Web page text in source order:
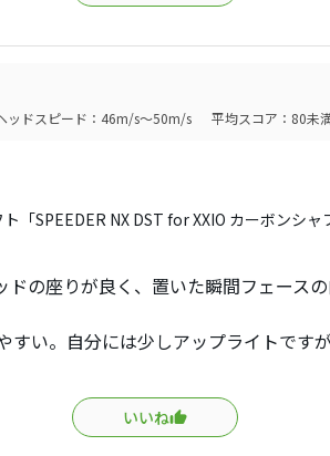
ッドスピード：46m/s～50m/s 平均スコア：80未
ト「SPEEDER NX DST for XXIO カーボンシ
ドの座りが良く、置いた瞬間フェース
すい。自分には少しアップライトです
スピンが増え過ぎず高初速で飛ばしや
しいピン位置でも狙えそう。
いいね